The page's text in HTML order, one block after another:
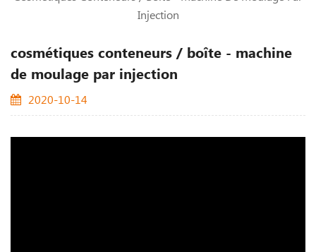
Injection
cosmétiques conteneurs / boîte - machine
de moulage par injection
2020-10-14